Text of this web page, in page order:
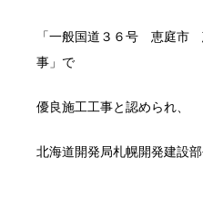
「一般国道３６号 恵庭市
事」で
優良施工工事と認められ、
北海道開発局札幌開発建設